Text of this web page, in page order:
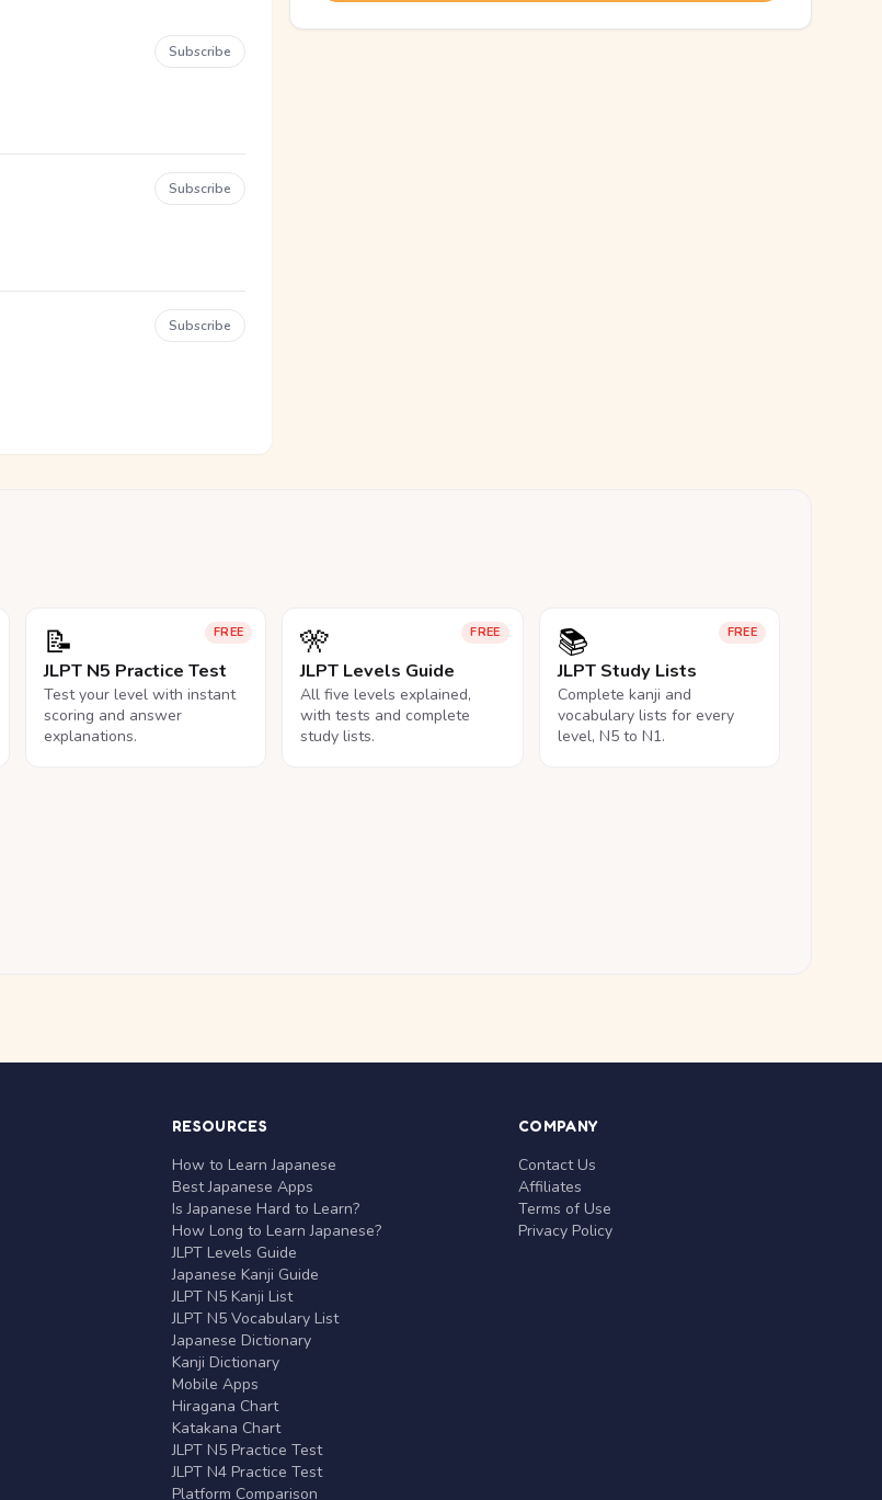
Subscribe
Subscribe
Subscribe
FREE
📝
JLPT N5 Practice Test
Test your level with instant
scoring and answer
explanations.
FREE
🎌
JLPT Levels Guide
All five levels explained,
with tests and complete
study lists.
FREE
📚
JLPT Study Lists
Complete kanji and
vocabulary lists for every
level, N5 to N1.
RESOURCES
How to Learn Japanese
Best Japanese Apps
Is Japanese Hard to Learn?
How Long to Learn Japanese?
JLPT Levels Guide
Japanese Kanji Guide
JLPT N5 Kanji List
JLPT N5 Vocabulary List
Japanese Dictionary
Kanji Dictionary
Mobile Apps
Hiragana Chart
Katakana Chart
JLPT N5 Practice Test
JLPT N4 Practice Test
Platform Comparison
COMPANY
Contact Us
Affiliates
Terms of Use
Privacy Policy